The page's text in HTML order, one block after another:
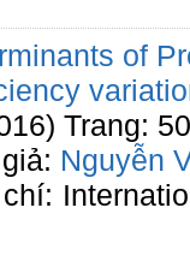
of
Trang:
Nguyễn